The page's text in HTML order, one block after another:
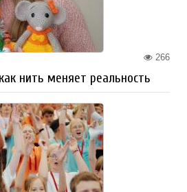
266
нить меняет реальность